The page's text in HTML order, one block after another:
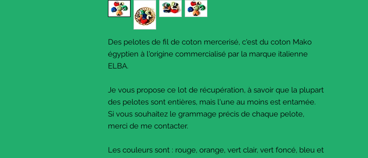
Des pelotes de fil de coton mercerisé, c'est du coton Mako
égyptien à l'origine commercialisé par la marque italienne
ELBA.
Je vous propose ce lot de récupération, à savoir que la plupart
des pelotes sont entières, mais l'une au moins est entamée.
Si vous souhaitez le grammage précis de chaque pelote,
merci de me contacter.
Les couleurs sont : rouge, orange, vert clair, vert foncé, bleu et